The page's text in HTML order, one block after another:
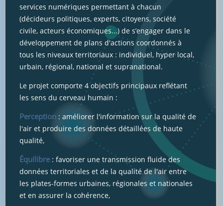
services numériques permettant à chacun
(décideurs politiques, experts, citoyens, société
civile, acteurs économiques...) de s’engager dans le
développement de plans d'actions coordonnés à
tous les niveaux territoriaux : individuel, hyper local,
urbain, régional, national et supranational.
Le projet comporte 4 objectifs principaux reflétant
les sens du cerveau humain :
Perception : améliorer l'information sur la qualité de
l'air et produire des données détaillées de haute
qualité,
Équilibre : favoriser une transmission fluide des
données territoriales et de la qualité de l'air entre
les plates-formes urbaines, régionales et nationales
et en assurer la cohérence,